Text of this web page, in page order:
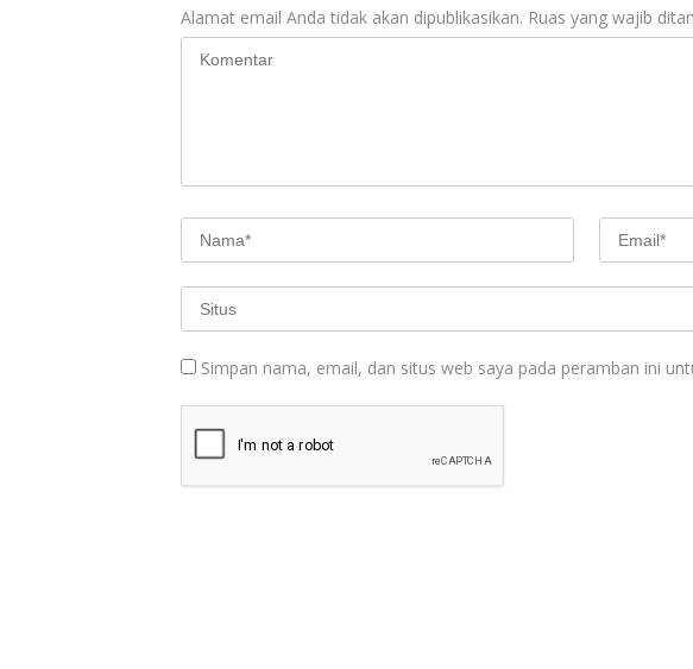
Alamat email Anda tidak akan dipublikasikan. Ruas yang wajib
Simpan nama, email, dan situs web saya pada peramban ini